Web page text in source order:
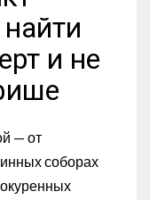
и не
— от
соборах